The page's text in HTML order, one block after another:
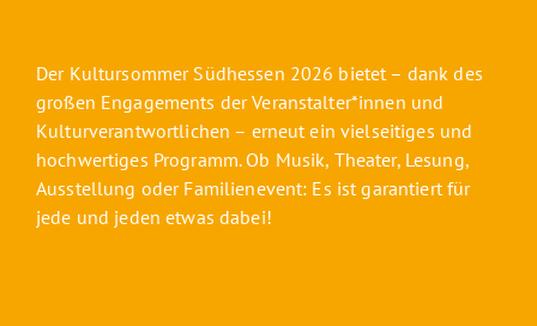
Der Kultursommer Südhessen 2026 bietet – dank des
großen Engagements der Veranstalter*innen und
Kulturverantwortlichen – erneut ein vielseitiges und
hochwertiges Programm. Ob Musik, Theater, Lesung,
Ausstellung oder Familienevent: Es ist garantiert für
jede und jeden etwas dabei!